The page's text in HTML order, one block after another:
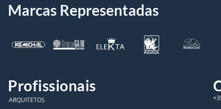
Marcas Representadas
Profissionais
ARQUITETOS